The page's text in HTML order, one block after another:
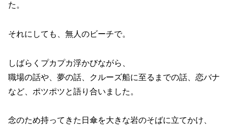
た。
それにしても、無人のビーチで。
しばらくプカプカ浮かびながら、
職場の話や、夢の話、クルーズ船に至るまでの話、恋バナ
など、ポツポツと語り合いました。
念のため持ってきた日傘を大きな岩のそばに立てかけ、